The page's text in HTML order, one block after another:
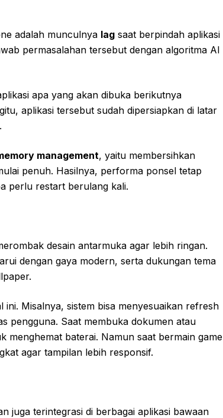
adalah munculnya lag saat berpindah aplikasi
permasalahan tersebut dengan algoritma AI
apa yang akan dibuka berikutnya
aplikasi tersebut sudah dipersiapkan di latar
management, yaitu membersihkan
penuh. Hasilnya, performa ponsel tetap
perlu restart berulang kali.
desain antarmuka agar lebih ringan.
dengan gaya modern, serta dukungan tema
Misalnya, sistem bisa menyesuaikan refresh
pengguna. Saat membuka dokumen atau
baterai. Namun saat bermain game
agar tampilan lebih responsif.
juga terintegrasi di berbagai aplikasi bawaan